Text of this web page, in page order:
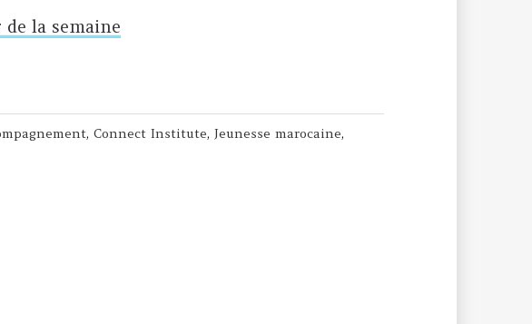
la semaine
,Connect Institute,Jeunesse marocaine,